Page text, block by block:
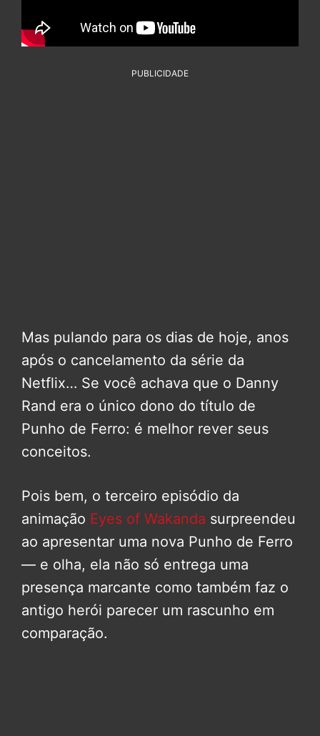
PUBLICIDADE
Mas pulando para os dias de hoje, anos
após o cancelamento da série da
Netflix… Se você achava que o Danny
Rand era o único dono do título de
Punho de Ferro: é melhor rever seus
conceitos.
Pois bem, o terceiro episódio da
animação Eyes of Wakanda surpreendeu
ao apresentar uma nova Punho de Ferro
— e olha, ela não só entrega uma
presença marcante como também faz o
antigo herói parecer um rascunho em
comparação.